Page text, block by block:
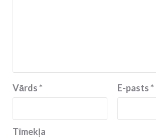
Vārds* E-pasts*
Tīmekļa